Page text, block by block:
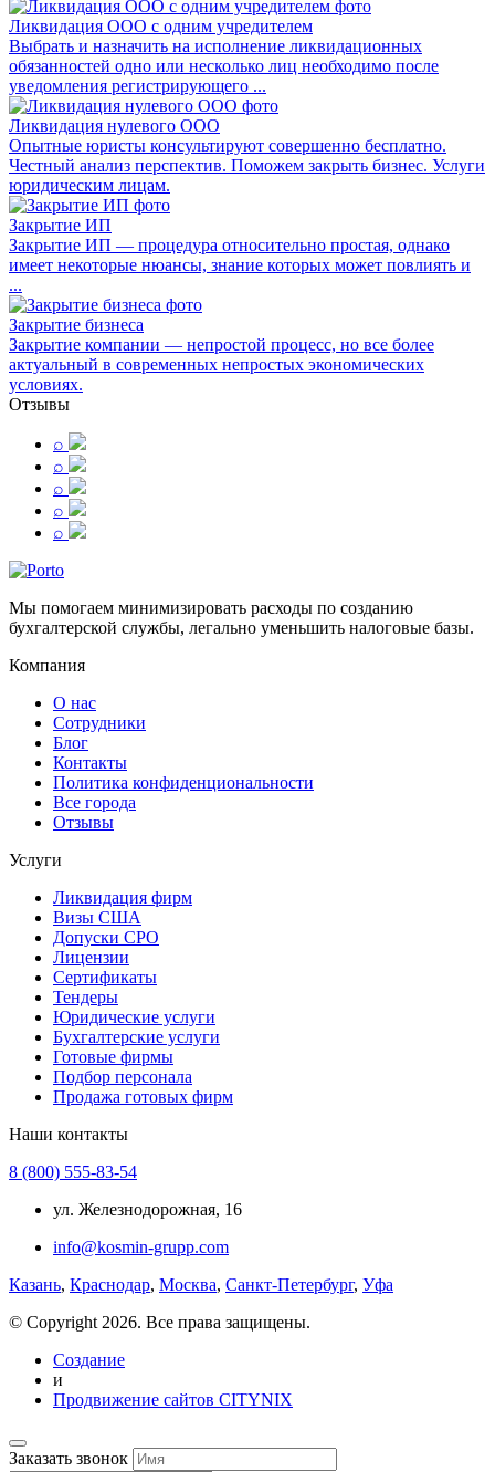
Ликвидация ООО с одним учредителем
Выбрать и назначить на исполнение ликвидационных
обязанностей одно или несколько лиц необходимо после
уведомления регистрирующего ...
Ликвидация нулевого ООО
Опытные юристы консультируют совершенно бесплатно.
Честный анализ перспектив. Поможем закрыть бизнес. Услуги
юридическим лицам.
Закрытие ИП
Закрытие ИП — процедура относительно простая, однако
имеет некоторые нюансы, знание которых может повлиять и
...
Закрытие бизнеса
Закрытие компании — непростой процесс, но все более
актуальный в современных непростых экономических
условиях.
Отзывы
⌕
⌕
⌕
⌕
⌕
Мы помогаем минимизировать расходы по созданию
бухгалтерской службы, легально уменьшить налоговые базы.
Компания
О нас
Сотрудники
Блог
Контакты
Политика конфиденциональности
Все города
Отзывы
Услуги
Ликвидация фирм
Визы США
Допуски СРО
Лицензии
Сертификаты
Тендеры
Юридические услуги
Бухгалтерские услуги
Готовые фирмы
Подбор персонала
Продажа готовых фирм
Наши контакты
8 (800) 555-83-54
ул. Железнодорожная, 16
info@kosmin-grupp.com
Казань, Краснодар, Москва, Санкт-Петербург, Уфа
© Copyright 2026. Все права защищены.
Создание
и
Продвижение сайтов CITYNIX
Заказать звонок